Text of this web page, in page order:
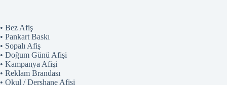
• Bez Afiş
• Pankart Baskı
• Sopalı Afiş
• Doğum Günü Afişi
• Kampanya Afişi
• Reklam Brandası
• Okul / Dershane Afişi